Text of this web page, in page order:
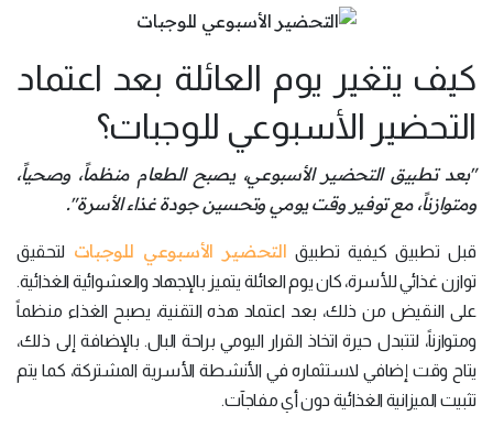
كيف يتغير يوم العائلة بعد اعتماد
التحضير الأسبوعي للوجبات؟
"بعد تطبيق التحضير الأسبوعي، يصبح الطعام منظماً، وصحياً،
ومتوازناً، مع توفير وقت يومي وتحسين جودة غذاء الأسرة".
قبل تطبيق كيفية تطبيق التحضير الأسبوعي للوجبات لتحقيق
توازن غذائي للأسرة، كان يوم العائلة يتميز بالإجهاد والعشوائية الغذائية.
على النقيض من ذلك، بعد اعتماد هذه التقنية، يصبح الغذاء منظماً
ومتوازناً، لتتبدل حيرة اتخاذ القرار اليومي براحة البال. بالإضافة إلى ذلك،
يتاح وقت إضافي لاستثماره في الأنشطة الأسرية المشتركة، كما يتم
تثبيت الميزانية الغذائية دون أي مفاجآت.